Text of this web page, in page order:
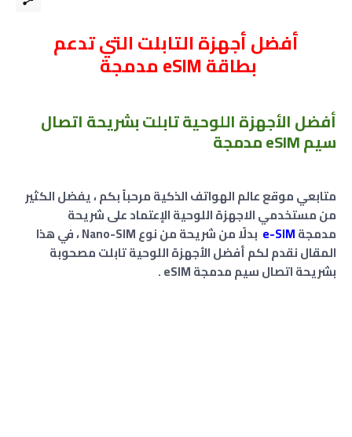
أفضل أجهزة التابلت التي تدعم
بطاقة eSIM مدمجة
أفضل الأجهزة اللوحية تابلت بشريحة اتصال
سيم eSIM مدمجة
متابعي موقع عالم الهواتف الذكية مرحباً بكم ، يفضل الكثير
من مستخدمي الاجهزة اللوحية الإعتماد على شريحة
مدمجةe-SIM بدلًا من شريحة من نوع Nano-SIM
، في هذا
المقال نقدم لكم أفضل الأجهزة اللوحية تابلت مصحوبة
بشريحة اتصال سيم مدمجة eSIM
.